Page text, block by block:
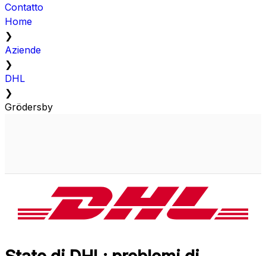
Contatto
Home
❯
Aziende
❯
DHL
❯
Grödersby